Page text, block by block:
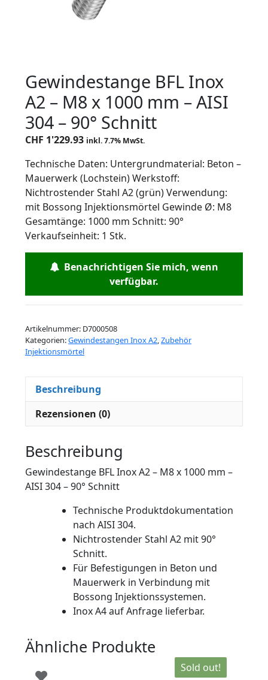
Gewindestange BFL Inox
A2 – M8 x 1000 mm – AISI
304 – 90° Schnitt
CHF 1'229.93 inkl. 7.7% MwSt.
Technische Daten: Untergrundmaterial: Beton –
Mauerwerk (Lochstein) Werkstoff:
Nichtrostender Stahl A2 (grün) Verwendung:
mit Bossong Injektionsmörtel Gewinde Ø: M8
Gesamtänge: 1000 mm Schnitt: 90°
Verkaufseinheit: 1 Stk.
Benachrichtigen Sie mich, wenn
verfügbar.
Artikelnummer: D7000508
Kategorien:Gewindestangen Inox A2,Zubehör
Injektionsmörtel
Beschreibung
Rezensionen (0)
Beschreibung
Gewindestange BFL Inox A2 – M8 x 1000 mm –
AISI 304 – 90° Schnitt
Technische Produktdokumentation
nach AISI 304.
Nichtrostender Stahl A2 mit 90°
Schnitt.
Für Befestigungen in Beton und
Mauerwerk in Verbindung mit
Bossong Injektionssystemen.
Inox A4 auf Anfrage lieferbar.
Ähnliche Produkte
Sold out!